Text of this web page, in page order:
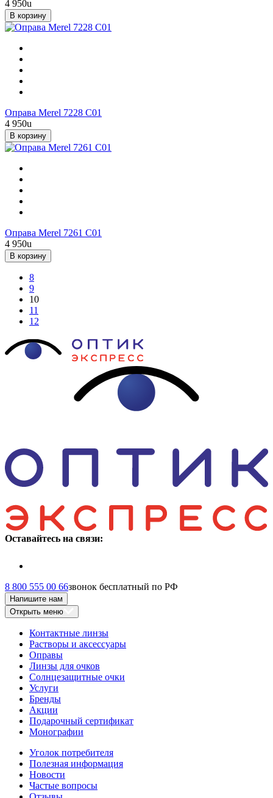
4 950u
В корзину
Оправа Merel 7228 C01
4 950u
В корзину
Оправа Merel 7261 C01
4 950u
В корзину
8
9
10
11
12
Оставайтесь на связи:
8 800 555 00 66звонок бесплатный по РФ
Напишите нам
Открыть меню
Контактные линзы
Растворы и аксессуары
Оправы
Линзы для очков
Солнцезащитные очки
Услуги
Бренды
Акции
Подарочный сертификат
Монографии
Уголок потребителя
Полезная информация
Новости
Частые вопросы